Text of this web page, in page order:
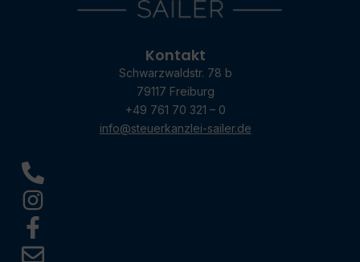
Kontakt
Schwarzwaldstr. 78 b
79117 Freiburg
+49 761 70 321 – 0
info@steuerkanzlei-sailer.de